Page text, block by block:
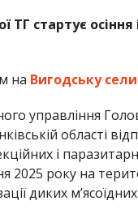
ТГ стартує
на Вигодську
управління
області
і
2025 року на
диких